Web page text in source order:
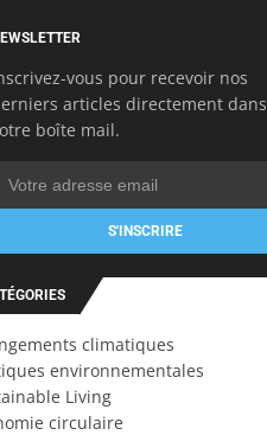
vous pour recevoir nos
articles directement dans
boîte mail.
S'INSCRIRE
climatiques
environnementales
Living
circulaire